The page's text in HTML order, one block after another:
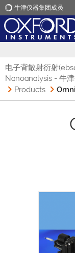
牛津仪器集团成员
电子背散射衍射
Nanoanalysis - 牛
Products
这是一